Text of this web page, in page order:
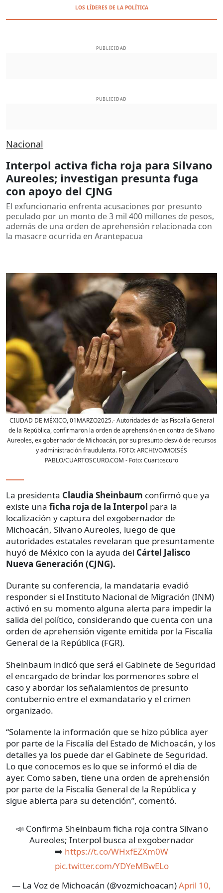
LOS LÍDERES DE LA POLÍTICA
PUBLICIDAD
PUBLICIDAD
Nacional
Interpol activa ficha roja para Silvano
Aureoles; investigan presunta fuga
con apoyo del CJNG
El exfuncionario enfrenta acusaciones por presunto
peculado por un monto de 3 mil 400 millones de pesos,
además de una orden de aprehensión relacionada con
la masacre ocurrida en Arantepacua
CIUDAD DE MÉXICO, 01MARZO2025.- Autoridades de las Fiscalía General
de la República, confirmaron la orden de aprehensión en contra de Silvano
Aureoles, ex gobernador de Michoacán, por su presunto desvió de recursos
y administración fraudulenta. FOTO: ARCHIVO/MOISÉS
PABLO/CUARTOSCURO.COM - Foto:Cuartoscuro
La presidenta Claudia Sheinbaum confirmó que ya
existe una ficha roja de la Interpol para la
localización y captura del exgobernador de
Michoacán, Silvano Aureoles, luego de que
autoridades estatales revelaran que presuntamente
huyó de México con la ayuda del Cártel Jalisco
Nueva Generación (CJNG).
Durante su conferencia, la mandataria evadió
responder si el Instituto Nacional de Migración (INM)
activó en su momento alguna alerta para impedir la
salida del político, considerando que cuenta con una
orden de aprehensión vigente emitida por la Fiscalía
General de la República (FGR).
Sheinbaum indicó que será el Gabinete de Seguridad
el encargado de brindar los pormenores sobre el
caso y abordar los señalamientos de presunto
contubernio entre el exmandatario y el crimen
organizado.
“Solamente la información que se hizo pública ayer
por parte de la Fiscalía del Estado de Michoacán, y los
detalles ya los puede dar el Gabinete de Seguridad.
Lo que conocemos es lo que se informó el día de
ayer. Como saben, tiene una orden de aprehensión
por parte de la Fiscalía General de la República y
sigue abierta para su detención”, comentó.
📣 Confirma Sheinbaum ficha roja contra Silvano
Aureoles; Interpol busca al exgobernador
➡️ https://t.co/WHxfEZXm0W
pic.twitter.com/YDYeMBwELo
— La Voz de Michoacán (@vozmichoacan)April 10,